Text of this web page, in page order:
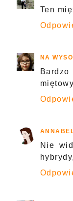
Ten
NA
Nie